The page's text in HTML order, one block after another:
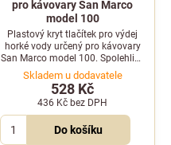
pro kávovary San Marco
model 100
Plastový kryt tlačítek pro výdej
horké vody určený pro kávovary
San Marco model 100. Spolehlivá
ochrana ovládacího prvku před
vlhkostí.
Skladem u dodavatele
528 Kč
436 Kč bez DPH
Do košíku